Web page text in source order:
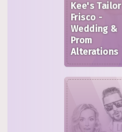
Kee's Tailor
Frisco -
Wedding &
Prom
Alterations